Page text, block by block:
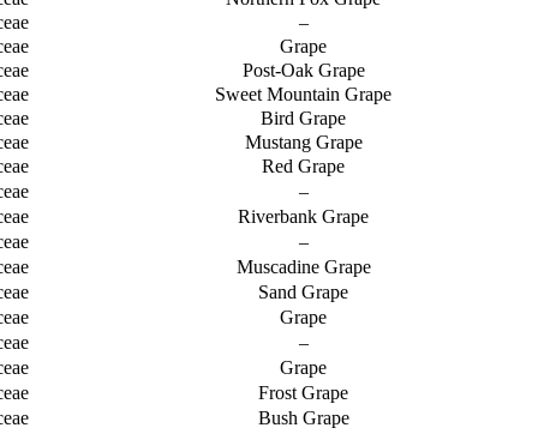
–
Grape
Post-Oak Grape
Sweet Mountain Grape
Bird Grape
Mustang Grape
Red Grape
–
Riverbank Grape
–
Muscadine Grape
Sand Grape
Grape
–
Grape
Frost Grape
Bush Grape